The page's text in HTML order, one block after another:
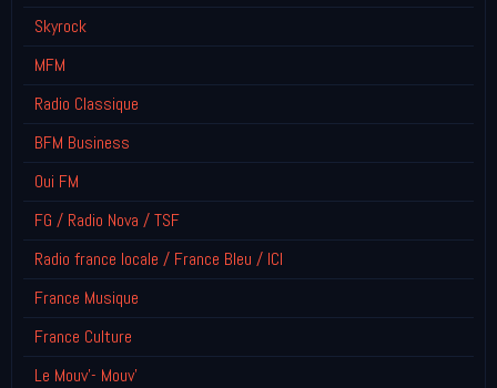
Skyrock
MFM
Radio Classique
BFM Business
Oui FM
FG / Radio Nova / TSF
Radio france locale / France Bleu / ICI
France Musique
France Culture
Le Mouv'- Mouv'